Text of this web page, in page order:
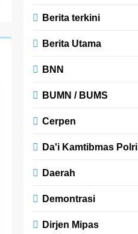
Berita terkini
Berita Utama
BNN
BUMN / BUMS
Cerpen
Da'i Kamtibmas Polri
Daerah
Demontrasi
Dirjen Mipas